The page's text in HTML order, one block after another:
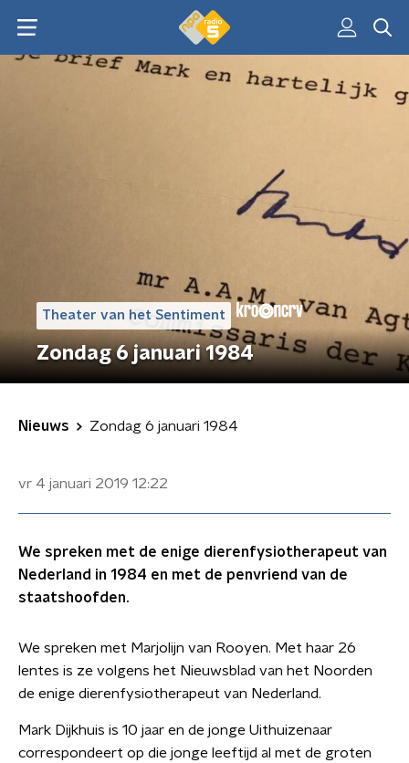
Theater van het Sentiment
Zondag 6 januari 1984
Nieuws Zondag 6 januari 1984
vr 4 januari 2019 12:22
We spreken met de enige dierenfysiotherapeut van
Nederland in 1984 en met de penvriend van de
staatshoofden.
We spreken met Marjolijn van Rooyen. Met haar 26
lentes is ze volgens het Nieuwsblad van het Noorden
de enige dierenfysiotherapeut van Nederland.
Mark Dijkhuis is 10 jaar en de jonge Uithuizenaar
correspondeert op die jonge leeftijd al met de groten